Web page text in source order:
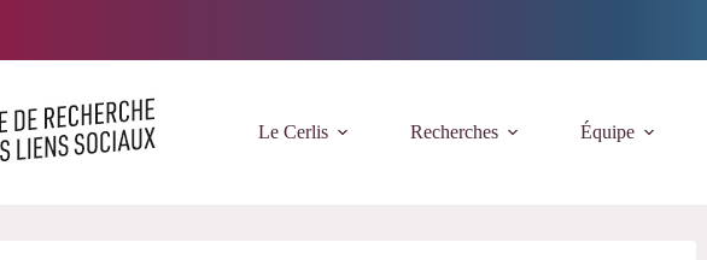
Le Cerlis Recherches Équipe